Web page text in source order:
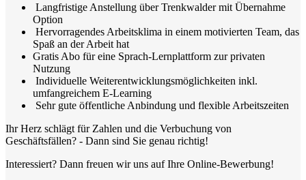
Langfristige Anstellung über Trenkwalder mit Übernahme
Option
Hervorragendes Arbeitsklima in einem motivierten Team, das
Spaß an der Arbeit hat
Gratis Abo für eine Sprach-Lernplattform zur privaten
Nutzung
Individuelle Weiterentwicklungsmöglichkeiten inkl.
umfangreichem E-Learning
Sehr gute öffentliche Anbindung und flexible Arbeitszeiten
Ihr Herz schlägt für Zahlen und die Verbuchung von
Geschäftsfällen? - Dann sind Sie genau richtig!
Interessiert? Dann freuen wir uns auf Ihre Online-Bewerbung!